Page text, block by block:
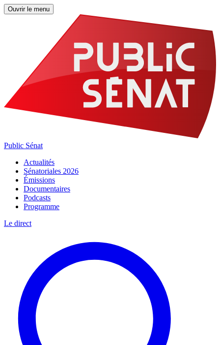
Ouvrir le menu
Public Sénat
Actualités
Sénatoriales 2026
Émissions
Documentaires
Podcasts
Programme
Le direct